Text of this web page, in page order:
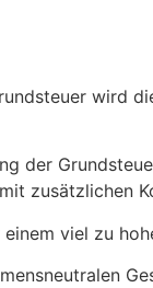
wird
der
zusätzlichen
viel zu